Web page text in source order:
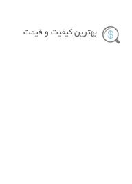
بهترین کیفیت و قیمت